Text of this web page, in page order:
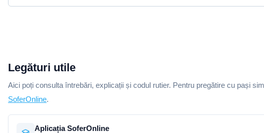
Legături utile
Aici poți consulta întrebări, explicații și codul rutier. Pentru pregătire cu pași
SoferOnline.
Aplicația SoferOnline